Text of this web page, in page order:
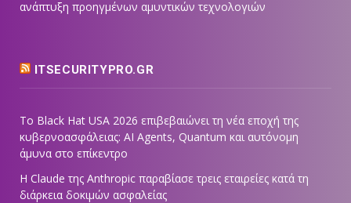
ανάπτυξη προηγμένων αμυντικών τεχνολογιών
ITSECURITYPRO.GR
Το Black Hat USA 2026 επιβεβαιώνει τη νέα εποχή της
κυβερνοασφάλειας: AI Agents, Quantum και αυτόνομη
άμυνα στο επίκεντρο
Η Claude της Anthropic παραβίασε τρεις εταιρείες κατά τη
διάρκεια δοκιμών ασφαλείας